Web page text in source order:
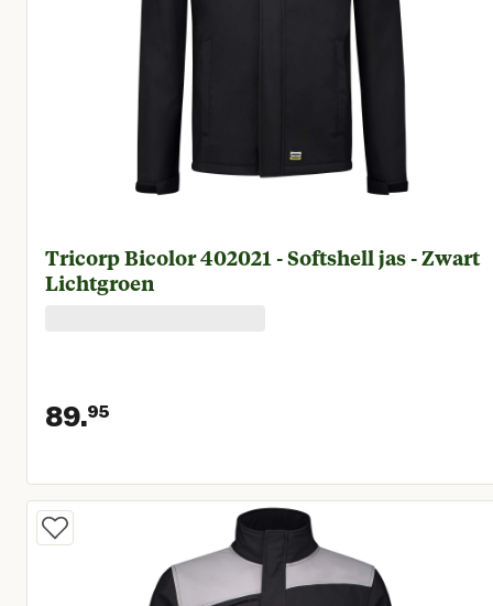
Tricorp Bicolor 402021 - Softshell jas - Zwart
Lichtgroen
89.95
Huidige prijs € 89,95